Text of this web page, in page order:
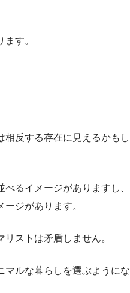
す。
相反する存在に見えるかもし
るイメージがありますし、
ジがあります。
ストは矛盾しません。
マルな暮らしを選ぶようにな